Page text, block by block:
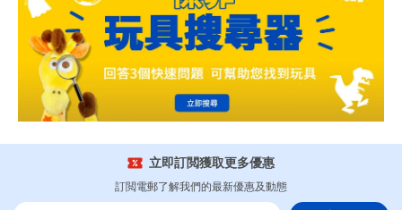
立即訂閲獲取更多優惠
訂閲電郵了解我們的最新優惠及動態